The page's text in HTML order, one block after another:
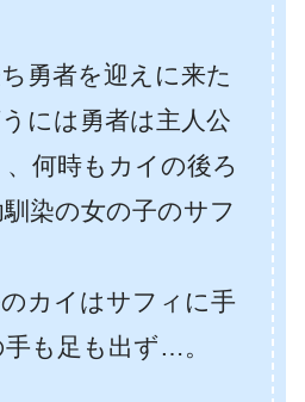
勇者を迎えに来た
には勇者は主人公
何時もカイの後ろ
染の女の子のサフ
カイはサフィに手
も足も出ず…。